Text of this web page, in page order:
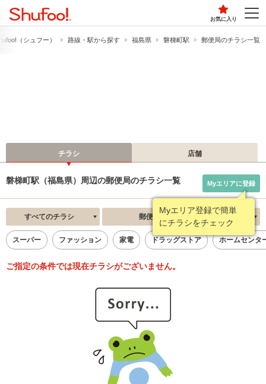
お気に入り
（シュフー） 路線・駅から探す 福島県 磐梯町駅 郵便局のチラシ一覧
チラシ 店舗
磐梯町駅（福島県）周辺の郵便局のチラシ一覧
Myエリア登録で簡単
にチラシをチェック
Myエリアに登録
すべてのチラシ 郵便局 新着順
スーパー ファッション 家電 ドラッグストア ホームセンタ
ご指定の条件では現在チラシがございません。